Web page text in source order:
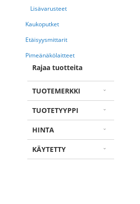
Lisävarusteet
Kaukoputket
Etäisyysmittarit
Pimeänäkölaitteet
Rajaa tuotteita
TUOTEMERKKI
TUOTETYYPPI
HINTA
KÄYTETTY